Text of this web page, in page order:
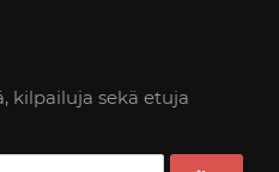
kilpailuja sekä etuja